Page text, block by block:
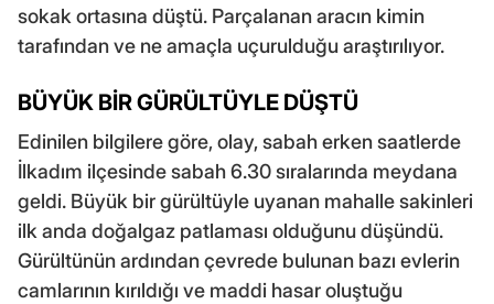
sokak ortasına düştü. Parçalanan aracın kimin
tarafından ve ne amaçla uçurulduğu araştırılıyor.
BÜYÜK BİR GÜRÜLTÜYLE DÜŞTÜ
Edinilen bilgilere göre, olay, sabah erken saatlerde
İlkadım ilçesinde sabah 6.30 sıralarında meydana
geldi. Büyük bir gürültüyle uyanan mahalle sakinleri
ilk anda doğalgaz patlaması olduğunu düşündü.
Gürültünün ardından çevrede bulunan bazı evlerin
camlarının kırıldığı ve maddi hasar oluştuğu